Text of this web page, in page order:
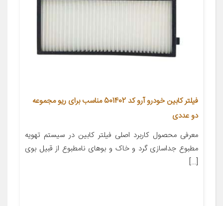
فیلتر کابین خودرو آرو کد 501402 مناسب برای ریو مجموعه
دو عددی
معرفی محصول کاربرد اصلی فیلتر کابین در سیستم تهویه
مطبوع جداسازی گرد و خاک و بوهای نامطبوع از قبیل بوی
[…]